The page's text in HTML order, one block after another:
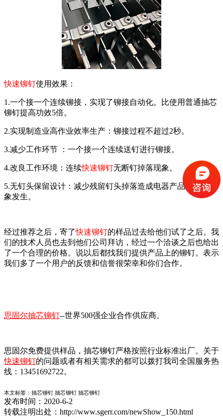
快速铆钉使用效果：
1.一个接一个连续铆接，实现了铆接自动化。比使用普通抽芯
铆钉提高功效5倍。
2.实现制造业高作业效率生产：铆接过程不超过2秒。
3.减少工作环节 ：一个接一个连续送钉进行铆接。
4.改良工作环境：连续快速铆钉无断钉掉落现象。
5.无钉头保留设计：减少残留钉头掉落造成电器产品短路的现
象发生。
经过推荐之后，寄了快速铆钉的样品过去给他们试了之后。我
们的技术人员也去到他们公司拜访，经过一个洽谈之后也给出
了一个合理的价格。说以后都找我们提供产品上的铆钉。表示
我们多了一个用户的反馈和信誉很荣幸和你们合作。
思固尔抽芯铆钉--世界500强企业合作供应商。
思固尔免费提供样品，抽芯铆钉严格按照行业标准出厂。关于
快速铆钉的问题或者有相关需求的都可以拨打我司全国服务热
线： 13451692722。
本文标签：抽芯铆钉 抽芯铆钉 抽芯铆钉
发布时间：2020-6-2
转载注明出处：http://www.sgerr.com/newShow_150.html